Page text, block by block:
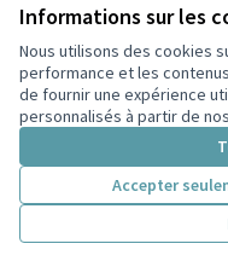
Informations sur les
Nous utilisons des cookies
performance et les
de fournir une expérience
personnalisés à partir de
Accepter
Conditions d'utilisation
Paramètres des cookies
Participez Villeurbanne sur X
(Lien externe)
Participez Villeurbanne
ParticipezParticipez
(Lien externe)
Site réalisé grâce aulogiciel